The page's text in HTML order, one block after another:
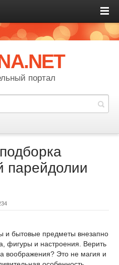
портал
парейдолии
и бытовые предметы внезапно
фигуры и настроения. Верить
воображения? Это не магия и